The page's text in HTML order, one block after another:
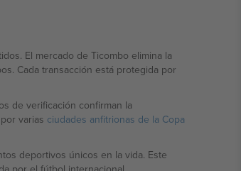
El mercado de Ticombo elimina la
Cada transacción está protegida por
de verificación confirman la
varias ciudades anfitrionas de la Copa
deportivos únicos en la vida. Este